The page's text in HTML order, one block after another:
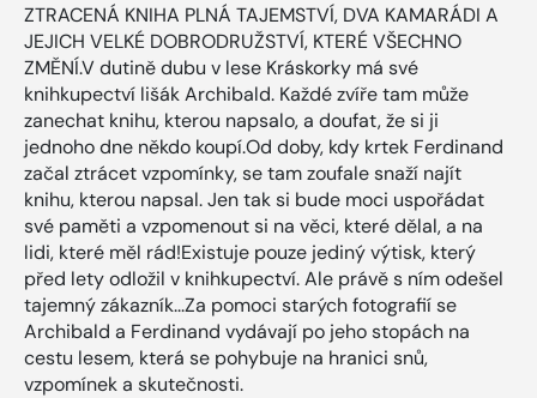
ZTRACENÁ KNIHA PLNÁ TAJEMSTVÍ, DVA KAMARÁDI A
JEJICH VELKÉ DOBRODRUŽSTVÍ, KTERÉ VŠECHNO
ZMĚNÍ.V dutině dubu v lese Kráskorky má své
knihkupectví lišák Archibald. Každé zvíře tam může
zanechat knihu, kterou napsalo, a doufat, že si ji
jednoho dne někdo koupí.Od doby, kdy krtek Ferdinand
začal ztrácet vzpomínky, se tam zoufale snaží najít
knihu, kterou napsal. Jen tak si bude moci uspořádat
své paměti a vzpomenout si na věci, které dělal, a na
lidi, které měl rád!Existuje pouze jediný výtisk, který
před lety odložil v knihkupectví. Ale právě s ním odešel
tajemný zákazník...Za pomoci starých fotografií se
Archibald a Ferdinand vydávají po jeho stopách na
cestu lesem, která se pohybuje na hranici snů,
vzpomínek a skutečnosti.